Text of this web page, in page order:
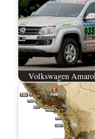
Volkswagen